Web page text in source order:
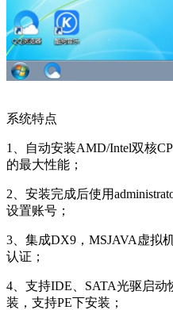
系统特点
1、自动安装AMD/Intel双核
的最大性能；
2、安装完成后使用
设置账号；
3、集成DX9，MSJAVA虚拟
认证；
4、支持IDE、SATA光驱启
装，支持PE下安装；